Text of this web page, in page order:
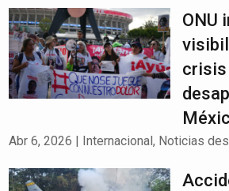
ONU
crisis
Abr 6, 2026 | Internacional, Noticias